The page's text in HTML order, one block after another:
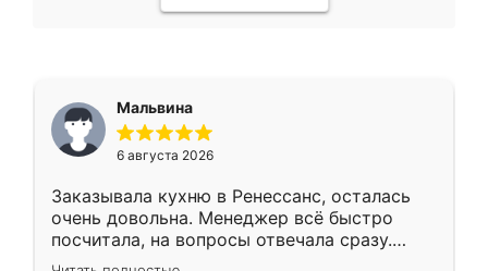
Мальвина
6 августа 2026
Заказывала кухню в Ренессанс, осталась
очень довольна. Менеджер всё быстро
посчитала, на вопросы отвечала сразу.
Замерщик приехал в субботу, подошёл к